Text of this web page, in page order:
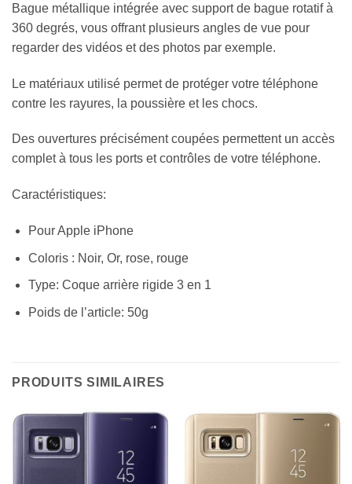
Bague métallique intégrée avec support de bague rotatif à
360 degrés, vous offrant plusieurs angles de vue pour
regarder des vidéos et des photos par exemple.
Le matériaux utilisé permet de protéger votre téléphone
contre les rayures, la poussière et les chocs.
Des ouvertures précisément coupées permettent un accès
complet à tous les ports et contrôles de votre téléphone.
Caractéristiques:
Pour Apple iPhone
Coloris : Noir, Or, rose, rouge
Type: Coque arrière rigide 3 en 1
Poids de l’article: 50g
PRODUITS SIMILAIRES